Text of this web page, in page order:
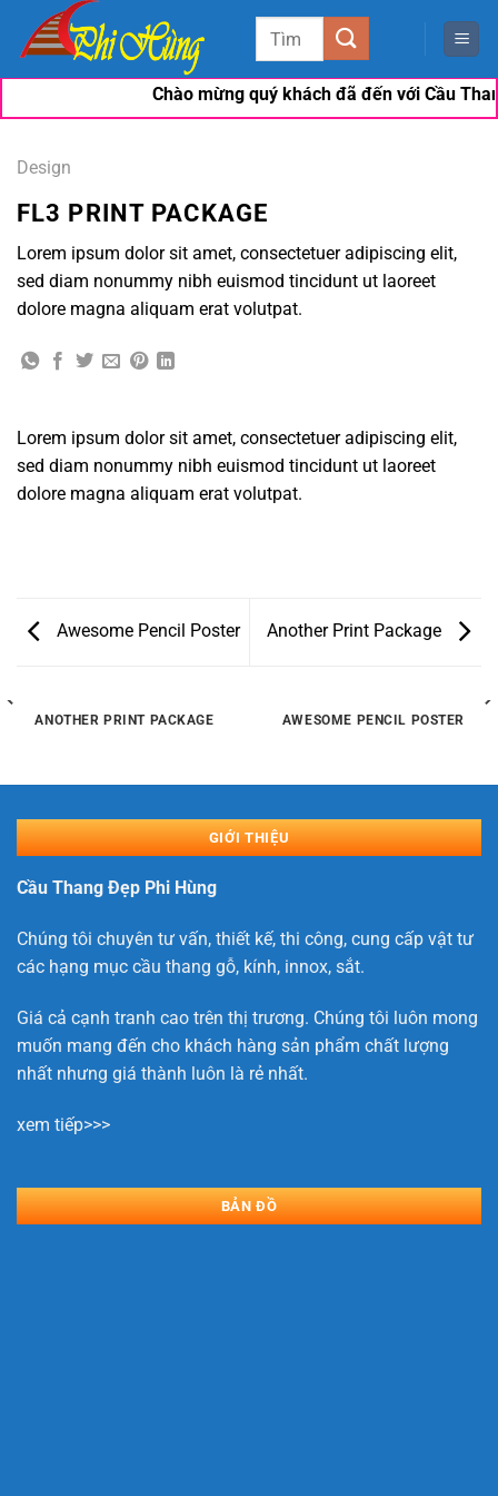
qua
Tìm
Chào mừng quý khách đã đến với Cầu
Design
FL3 PRINT PACKAGE
Lorem ipsum dolor sit amet, consectetuer adipiscing elit,
sed diam nonummy nibh euismod tincidunt ut laoreet
dolore magna aliquam erat volutpat.
Lorem ipsum dolor sit amet, consectetuer adipiscing elit,
sed diam nonummy nibh euismod tincidunt ut laoreet
dolore magna aliquam erat volutpat.
Awesome Pencil Poster Another Print Package
ANOTHER PRINT PACKAGE AWESOME PENCIL POSTER
GIỚI THIỆU
Cầu Thang Đẹp Phi Hùng
Chúng tôi chuyên tư vấn, thiết kế, thi công, cung cấp vật tư
các hạng mục cầu thang gỗ, kính, innox, sắt.
Giá cả cạnh tranh cao trên thị trương. Chúng tôi luôn mong
muốn mang đến cho khách hàng sản phẩm chất lượng
nhất nhưng giá thành luôn là rẻ nhất.
xem tiếp>>>
BẢN ĐỒ